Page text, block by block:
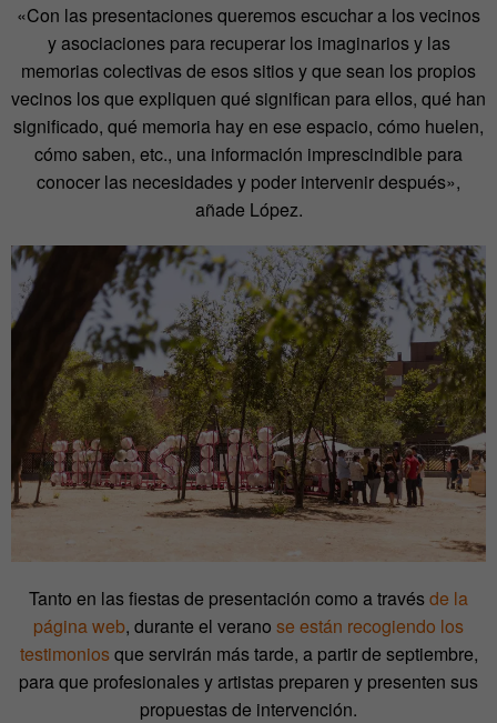
«Con las presentaciones queremos escuchar a los vecinos
y asociaciones para recuperar los imaginarios y las
memorias colectivas de esos sitios y que sean los propios
vecinos los que expliquen qué significan para ellos, qué han
significado, qué memoria hay en ese espacio, cómo huelen,
cómo saben, etc., una información imprescindible para
conocer las necesidades y poder intervenir después»,
añade López.
Tanto en las fiestas de presentación como a travésde la
página web, durante el verano se están recogiendo los
testimoniosque servirán más tarde, a partir de septiembre,
para que profesionales y artistas preparen y presenten sus
propuestas de intervención.